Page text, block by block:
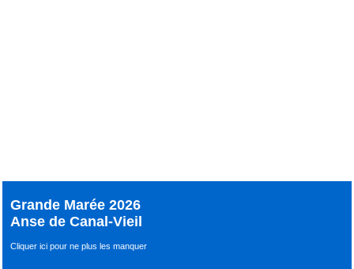
Grande Marée 2026
Anse de Canal-Vieil
Cliquer ici pour ne plus les manquer